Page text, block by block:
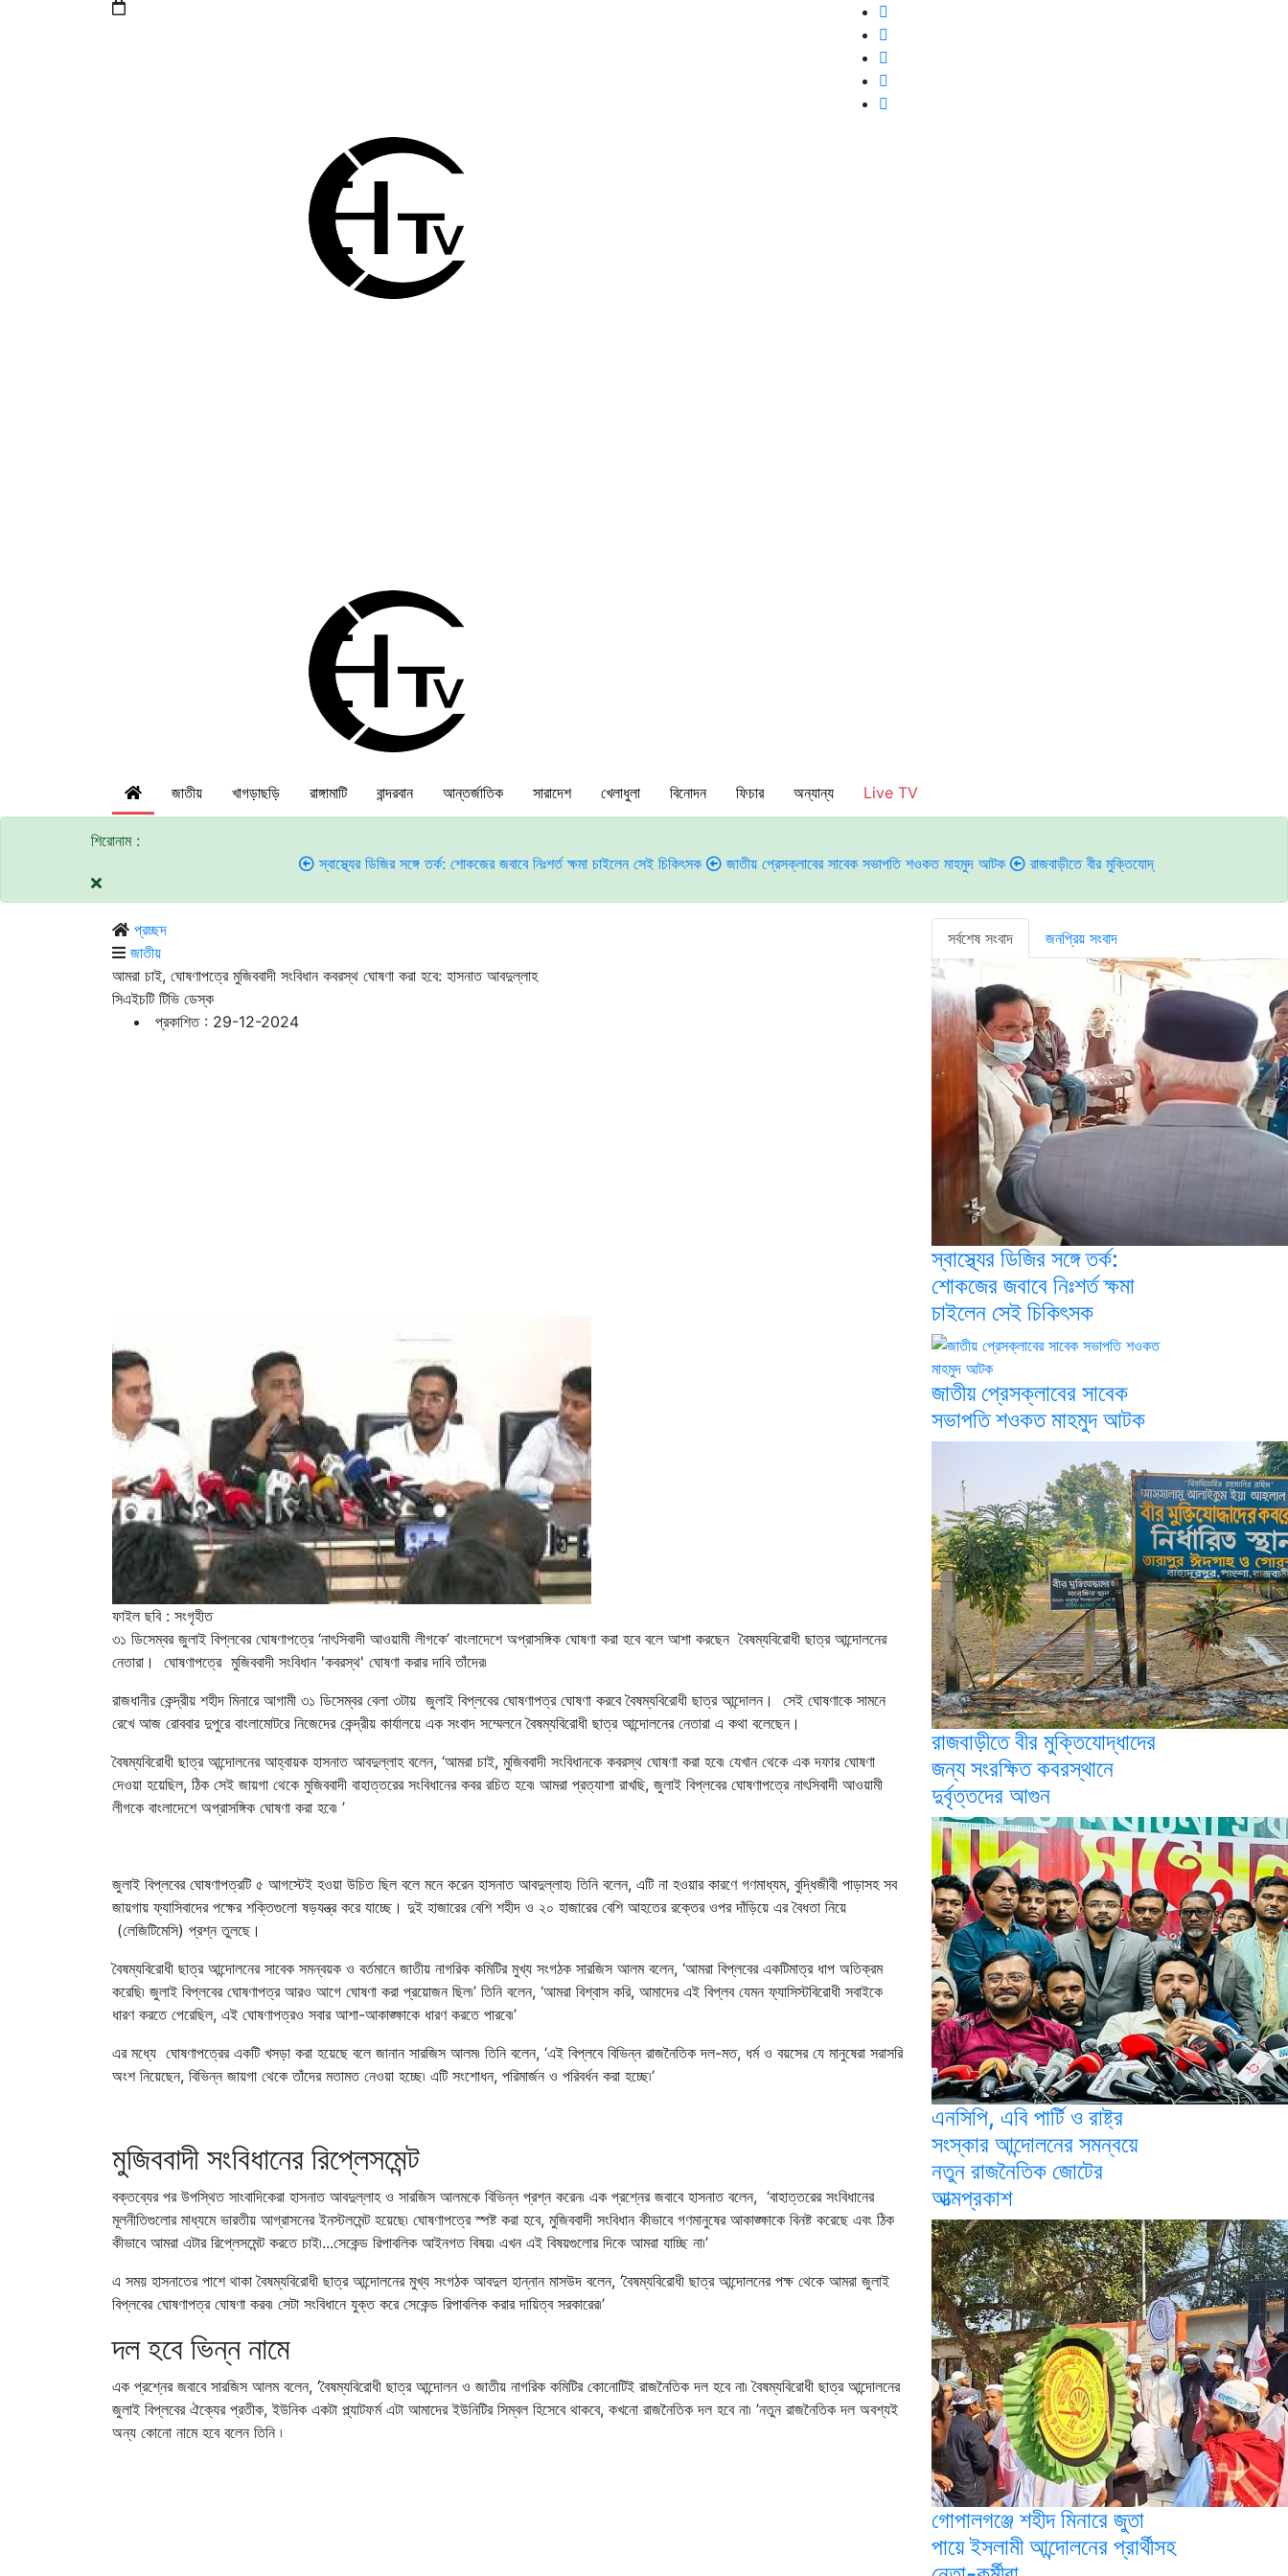
জাতীয় খাগড়াছড়ি রাঙ্গামাটি বান্দরবান আন্তর্জাতিক সারাদেশ খেলাধুলা বিনোদন ফিচার অন্যান্য Live TV
শিরোনাম :
স্বাস্থ্যের ডিজির সঙ্গে তর্ক: শোকজের জবাবে নিঃশর্ত ক্ষমা চাইলেন সেই চিকিৎসক
জাতীয় প্রেসক্লাবের সাবেক সভাপতি শওকত মাহমুদ আটক রাজবাড়ীতে বীর মুক্তিযোদ্ধাদের জন্য সংরক্ষিত কবরস্থানে
প্রচ্ছদ
জাতীয়
আমরা চাই, ঘোষণাপত্রে মুজিববাদী সংবিধান কবরস্থ ঘোষণা করা হবে: হাসনাত আবদুল্লাহ
সিএইচটি টিভি ডেস্ক
প্রকাশিত : 29-12-2024
ফাইল ছবি : সংগৃহীত
৩১ ডিসেম্বর জুলাই বিপ্লবের ঘোষণাপত্রে ‘নাৎসিবাদী আওয়ামী লীগকে’ বাংলাদেশে অপ্রাসঙ্গিক ঘোষণা করা হবে বলে আশা করছেন বৈষম্যবিরোধী ছাত্র আন্দোলনের
নেতারা। ঘোষণাপত্রে মুজিববাদী সংবিধান 'কবরস্থ' ঘোষণা করার দাবি তাঁদের৷
রাজধানীর কেন্দ্রীয় শহীদ মিনারে আগামী ৩১ ডিসেম্বর বেলা ৩টায় জুলাই বিপ্লবের ঘোষণাপত্র ঘোষণা করবে বৈষম্যবিরোধী ছাত্র আন্দোলন। সেই ঘোষণাকে সামনে
রেখে আজ রোববার দুপুরে বাংলামোটরে নিজেদের কেন্দ্রীয় কার্যালয়ে এক সংবাদ সম্মেলনে বৈষম্যবিরোধী ছাত্র আন্দোলনের নেতারা এ কথা বলেছেন।
বৈষম্যবিরোধী ছাত্র আন্দোলনের আহ্বায়ক হাসনাত আবদুল্লাহ বলেন, ‘আমরা চাই, মুজিববাদী সংবিধানকে কবরস্থ ঘোষণা করা হবে৷ যেখান থেকে এক দফার ঘোষণা
দেওয়া হয়েছিল, ঠিক সেই জায়গা থেকে মুজিববাদী বাহাত্তরের সংবিধানের কবর রচিত হবে৷ আমরা প্রত্যাশা রাখছি, জুলাই বিপ্লবের ঘোষণাপত্রে নাৎসিবাদী আওয়ামী
লীগকে বাংলাদেশে অপ্রাসঙ্গিক ঘোষণা করা হবে৷ ’
জুলাই বিপ্লবের ঘোষণাপত্রটি ৫ আগস্টেই হওয়া উচিত ছিল বলে মনে করেন হাসনাত আবদুল্লাহ৷ তিনি বলেন, এটি না হওয়ার কারণে গণমাধ্যম, বুদ্ধিজীবী পাড়াসহ সব
জায়গায় ফ্যাসিবাদের পক্ষের শক্তিগুলো ষড়যন্ত্র করে যাচ্ছে। দুই হাজারের বেশি শহীদ ও ২০ হাজারের বেশি আহতের রক্তের ওপর দাঁড়িয়ে এর বৈধতা নিয়ে
(লেজিটিমেসি) প্রশ্ন তুলছে।
বৈষম্যবিরোধী ছাত্র আন্দোলনের সাবেক সমন্বয়ক ও বর্তমানে জাতীয় নাগরিক কমিটির মুখ্য সংগঠক সারজিস আলম বলেন, ‘আমরা বিপ্লবের একটিমাত্র ধাপ অতিক্রম
করেছি৷ জুলাই বিপ্লবের ঘোষণাপত্র আরও আগে ঘোষণা করা প্রয়োজন ছিল৷’ তিনি বলেন, ‘আমরা বিশ্বাস করি, আমাদের এই বিপ্লব যেমন ফ্যাসিস্টবিরোধী সবাইকে
ধারণ করতে পেরেছিল, এই ঘোষণাপত্রও সবার আশা-আকাঙ্ক্ষাকে ধারণ করতে পারবে৷’
এর মধ্যে ঘোষণাপত্রের একটি খসড়া করা হয়েছে বলে জানান সারজিস আলম৷ তিনি বলেন, ‘এই বিপ্লবে বিভিন্ন রাজনৈতিক দল-মত, ধর্ম ও বয়সের যে মানুষেরা সরাসরি
অংশ নিয়েছেন, বিভিন্ন জায়গা থেকে তাঁদের মতামত নেওয়া হচ্ছে৷ এটি সংশোধন, পরিমার্জন ও পরিবর্ধন করা হচ্ছে৷’
মুজিববাদী সংবিধানের রিপ্লেসমেন্ট
বক্তব্যের পর উপস্থিত সাংবাদিকেরা হাসনাত আবদুল্লাহ ও সারজিস আলমকে বিভিন্ন প্রশ্ন করেন৷ এক প্রশ্নের জবাবে হাসনাত বলেন, ‘বাহাত্তরের সংবিধানের
মূলনীতিগুলোর মাধ্যমে ভারতীয় আগ্রাসনের ইনস্টলমেন্ট হয়েছে৷ ঘোষণাপত্রে স্পষ্ট করা হবে, মুজিববাদী সংবিধান কীভাবে গণমানুষের আকাঙ্ক্ষাকে বিনষ্ট করেছে এবং ঠিক
কীভাবে আমরা এটার রিপ্লেসমেন্ট করতে চাই৷...সেকেন্ড রিপাবলিক আইনগত বিষয়৷ এখন এই বিষয়গুলোর দিকে আমরা যাচ্ছি না৷’
এ সময় হাসনাতের পাশে থাকা বৈষম্যবিরোধী ছাত্র আন্দোলনের মুখ্য সংগঠক আবদুল হান্নান মাসউদ বলেন, ‘বৈষম্যবিরোধী ছাত্র আন্দোলনের পক্ষ থেকে আমরা জুলাই
বিপ্লবের ঘোষণাপত্র ঘোষণা করব৷ সেটা সংবিধানে যুক্ত করে সেকেন্ড রিপাবলিক করার দায়িত্ব সরকারের৷’
দল হবে ভিন্ন নামে
এক প্রশ্নের জবাবে সারজিস আলম বলেন, ‘বৈষম্যবিরোধী ছাত্র আন্দোলন ও জাতীয় নাগরিক কমিটির কোনোটিই রাজনৈতিক দল হবে না৷ বৈষম্যবিরোধী ছাত্র আন্দোলনের
জুলাই বিপ্লবের ঐক্যের প্রতীক, ইউনিক একটা প্ল্যাটফর্ম এটা আমাদের ইউনিটির সিম্বল হিসেবে থাকবে, কখনো রাজনৈতিক দল হবে না৷ ’নতুন রাজনৈতিক দল অবশ্যই
অন্য কোনো নামে হবে বলেন তিনি ৷
সর্বশেষ সংবাদ জনপ্রিয় সংবাদ
স্বাস্থ্যের ডিজির সঙ্গে তর্ক:
শোকজের জবাবে নিঃশর্ত ক্ষমা
চাইলেন সেই চিকিৎসক
জাতীয় প্রেসক্লাবের সাবেক
সভাপতি শওকত মাহমুদ আটক
রাজবাড়ীতে বীর মুক্তিযোদ্ধাদের
জন্য সংরক্ষিত কবরস্থানে
দুর্বৃত্তদের আগুন
এনসিপি, এবি পার্টি ও রাষ্ট্র
সংস্কার আন্দোলনের সমন্বয়ে
নতুন রাজনৈতিক জোটের
আত্মপ্রকাশ
গোপালগঞ্জে শহীদ মিনারে জুতা
পায়ে ইসলামী আন্দোলনের প্রার্থীসহ